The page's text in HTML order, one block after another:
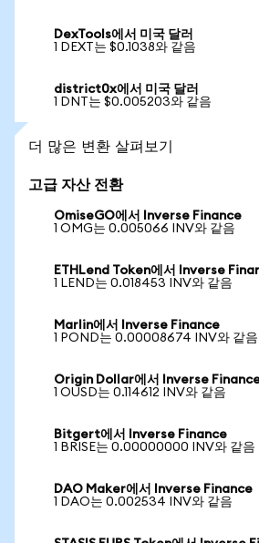
DexTools에서 미국 달러
1 DEXT는 $0.1038와 같음
district0x에서 미국 달러
1 DNT는 $0.005203와 같음
더 많은 변환 살펴보기
고급 자산 전환
OmiseGO에서 Inverse Finance
1 OMG는 0.005066 INV와 같음
ETHLend Token에서 Inverse
1 LEND는 0.018453 INV와 같음
Marlin에서 Inverse Finance
1 POND는 0.00008674 INV와 같음
Origin Dollar에서 Inverse
1 OUSD는 0.114612 INV와 같음
Bitgert에서 Inverse Finance
1 BRISE는 0.00000000 INV와 같음
DAO Maker에서 Inverse Finance
1 DAO는 0.002534 INV와 같음